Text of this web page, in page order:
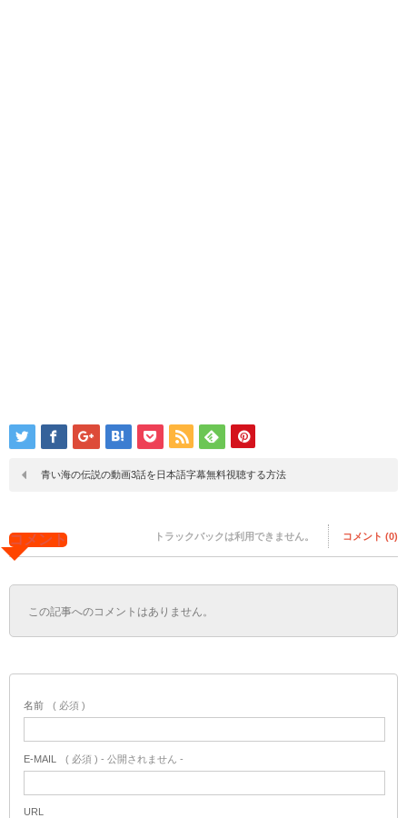
青い海の伝説の動画3話を日本語字幕無料視聴する方法
コメント トラックバックは利用できません。 コメント (0)
この記事へのコメントはありません。
名前 ( 必須 )
E-MAIL ( 必須 ) - 公開されません -
URL